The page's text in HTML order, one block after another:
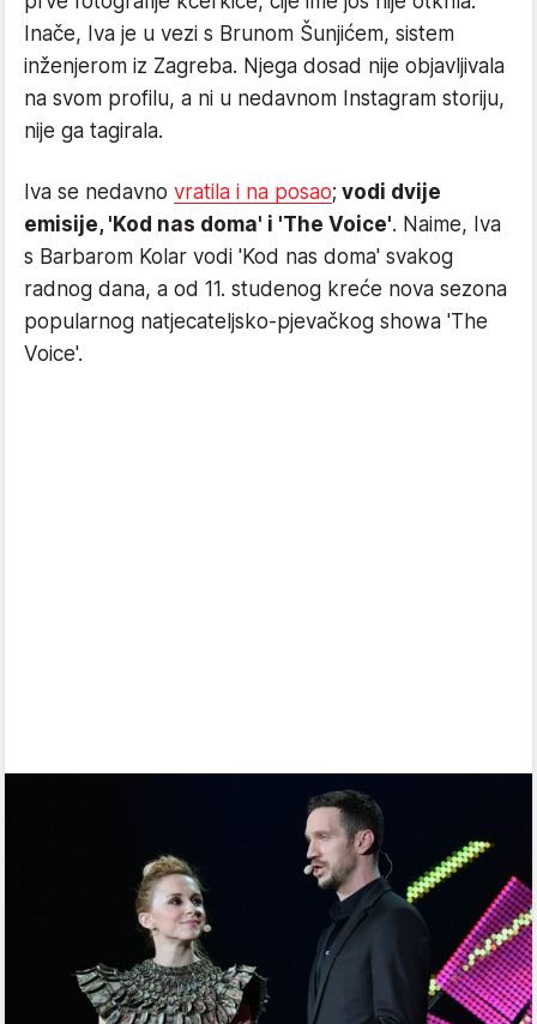
Inače, Iva je u vezi s Brunom Šunjićem, sistem
inženjerom iz Zagreba. Njega dosad nije objavljivala
na svom profilu, a ni u nedavnom Instagram storiju,
nije ga tagirala.
Iva se nedavno vratila i na posao; vodi dvije
emisije, 'Kod nas doma' i 'The Voice'. Naime, Iva
s Barbarom Kolar vodi 'Kod nas doma' svakog
radnog dana, a od 11. studenog kreće nova sezona
popularnog natjecateljsko-pjevačkog showa 'The
Voice'.